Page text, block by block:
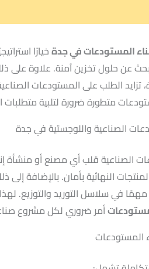
المستودعات في جدةخيارًا
عن حلول تخزين آمنة. علاوة على
تزايد الطلب على المستودعات
متطورة ضرورة لتلبية
الصناعية واللوجستية في جدة
الصناعية قلب أي مصنع أو منشأة
النهائية بأمان. بالإضافة
مهمًا في سلاسل التوريد والتوزيع.
أمر ضروري لكل مشروع
المستودعات